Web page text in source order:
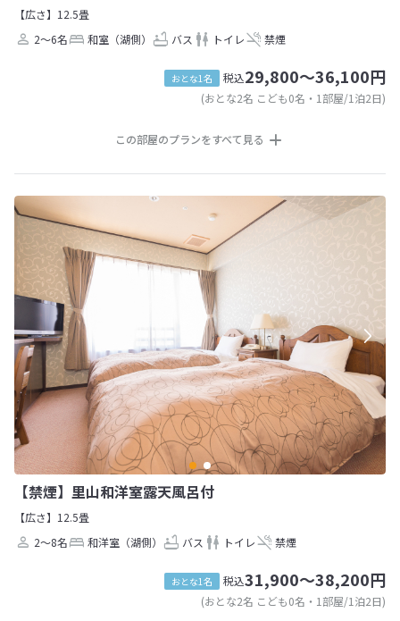
【広さ】12.5畳
2～6名
和室（湖側） バス トイレ 禁煙
おとな1名 税込29,800～36,100円
(おとな2名 こども0名・1部屋/1泊2日)
この部屋のプランをすべて見る
【禁煙】里山和洋室露天風呂付
【広さ】12.5畳
2～8名
和洋室（湖側） バス トイレ 禁煙
おとな1名 税込31,900～38,200円
(おとな2名 こども0名・1部屋/1泊2日)